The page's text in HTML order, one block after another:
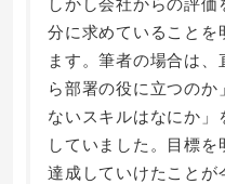
分に求めていることを
ます。筆者の場合は
ら部署の役に立つの
ないスキルはなにか
していました。目標
達成していけたことが